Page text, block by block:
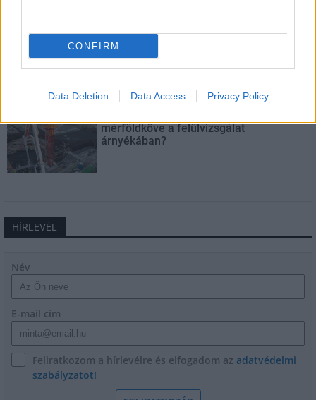
CONFIRM
Data Deletion Data Access Privacy Policy
Látványos építési szakasz indult be a
Flórián téri felüljárón
mérföldköve a felülvizsgálat
árnyékában?
HÍRLEVÉL
Név
E-mail cím
Feliratkozom a hírlevélre és elfogadom az adatvédelmi
szabályzatot!